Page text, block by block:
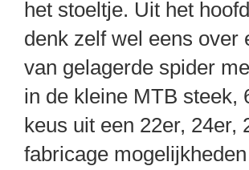
het stoeltje. Uit het
denk zelf wel eens over
van gelagerde spider
in de kleine MTB steek,
keus uit een 22er, 24er,
fabricage